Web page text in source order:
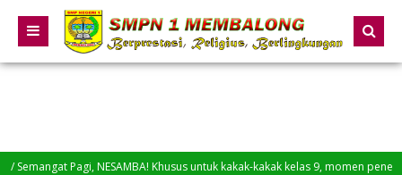
Pagi, NESAMBA! Khusus untuk kakak-kakak kelas 9, momen